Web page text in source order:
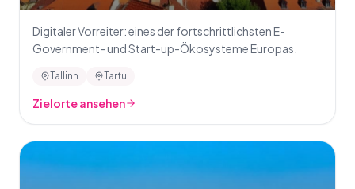
Digitaler Vorreiter: eines der fortschrittlichsten E-
Government- und Start-up-Ökosysteme Europas.
Tallinn Tartu
Zielorte ansehen